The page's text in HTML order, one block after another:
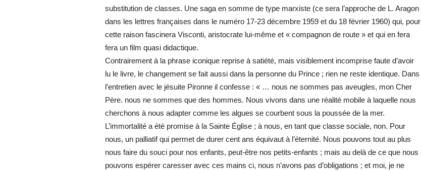
substitution de classes. Une saga en somme de type marxiste (ce sera l’approche de L. Aragon
dans les lettres françaises dans le numéro 17-23 décembre 1959 et du 18 février 1960) qui, pour
cette raison fascinera Visconti, aristocrate lui-même et « compagnon de route » et qui en fera
fera un film quasi didactique.
Contrairement à la phrase iconique reprise à satiété, mais visiblement incomprise faute d’avoir
lu le livre, le changement se fait aussi dans la personne du Prince ; rien ne reste identique. Dans
l’entretien avec le jésuite Pironne il confesse : « … nous ne sommes pas aveugles, mon Cher
Père. nous ne sommes que des hommes. Nous vivons dans une réalité mobile à laquelle nous
cherchons à nous adapter comme les algues se courbent sous la poussée de la mer.
L’immortalité a été promise à la Sainte Église ; à nous, en tant que classe sociale, non. Pour
nous, un palliatif qui permet de durer cent ans équivaut à l’éternité. Nous pouvons tout au plus
nous faire du souci pour nos enfants, peut-être nos petits-enfants ; mais au delà de ce que nous
pouvons espérer caresser avec ces mains ci, nous n’avons pas d’obligations ; et moi, je ne